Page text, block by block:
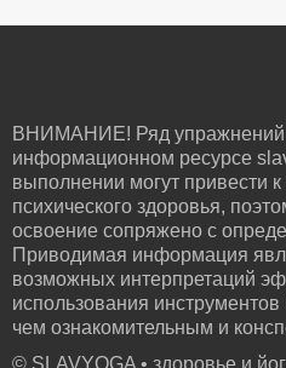
ВНИМАНИЕ! Ряд
информационном ресурсе
выполнении могут привести
психического здоровья,
освоение сопряжено с
Приводимая информация
возможных интерпретаций
использования
чем ознакомительным и
© SLAVYOGA • здоровье и